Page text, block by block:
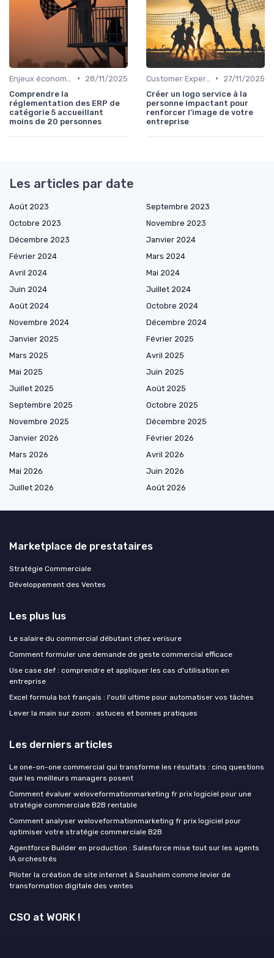
•
28/11/2025
Comprendre la
réglementation des ERP de
catégorie 5 accueillant
moins de 20 personnes
•
27/11/2025
Créer un logo service à la
personne impactant pour
renforcer l’image de votre
entreprise
Les articles par date
Août 2023
Septembre 2023
Octobre 2023
Novembre 2023
Décembre 2023
Janvier 2024
Février 2024
Mars 2024
Avril 2024
Mai 2024
Juin 2024
Juillet 2024
Août 2024
Octobre 2024
Novembre 2024
Décembre 2024
Janvier 2025
Février 2025
Mars 2025
Avril 2025
Mai 2025
Juin 2025
Juillet 2025
Août 2025
Septembre 2025
Octobre 2025
Novembre 2025
Décembre 2025
Janvier 2026
Février 2026
Mars 2026
Avril 2026
Mai 2026
Juin 2026
Juillet 2026
Août 2026
Marketplace de prestataires
Stratégie Commerciale
Développement des Ventes
Les plus lus
Le salaire du commercial débutant chez verisure
Comment formuler une demande de geste commercial efficace
Use case def : comprendre et appliquer les cas d'utilisation en
entreprise
Excel formula bot français : l'outil ultime pour automatiser vos tâches
Lever la main sur zoom : astuces et bonnes pratiques
Les derniers articles
Le one-on-one commercial qui transforme les résultats : cinq questions
que les meilleurs managers posent
Comment évaluer weloveformationmarketing fr prix logiciel pour une
stratégie commerciale B2B rentable
Comment analyser weloveformationmarketing fr prix logiciel pour
optimiser votre stratégie commerciale B2B
Agentforce Builder en production : Salesforce mise tout sur les agents
IA orchestrés
Piloter la création de site internet à Sausheim comme levier de
transformation digitale des ventes
CSO at WORK !